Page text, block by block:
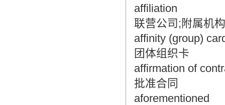
affiliation
联营公司;附属机构
affinity (group)
团体组织卡
affirmation of
批准合同
aforementioned